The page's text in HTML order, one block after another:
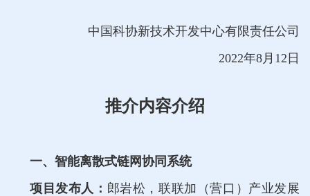
中国科协新技术开发中心有限责任公司
2022年8月12日
推介内容介绍
一、智能离散式链网协同系统
项目发布人： 郎岩松，联联加（营口）产业发展